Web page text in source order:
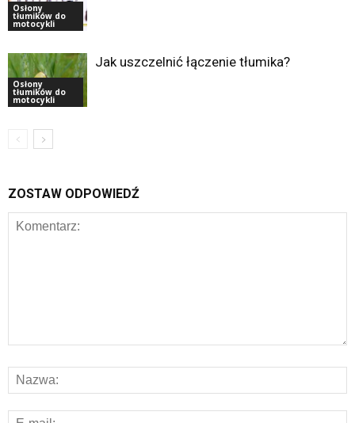
Osłony
tłumików do
motocykli
Osłony
tłumików do
motocykli
Jak uszczelnić łączenie tłumika?
ZOSTAW ODPOWIEDŹ